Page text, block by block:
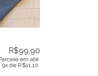
R$99,90
em até
9x de R$11,10